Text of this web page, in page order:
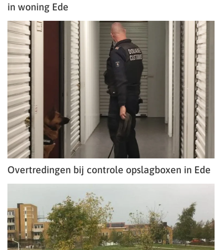
in woning Ede
Overtredingen bij controle opslagboxen in Ede